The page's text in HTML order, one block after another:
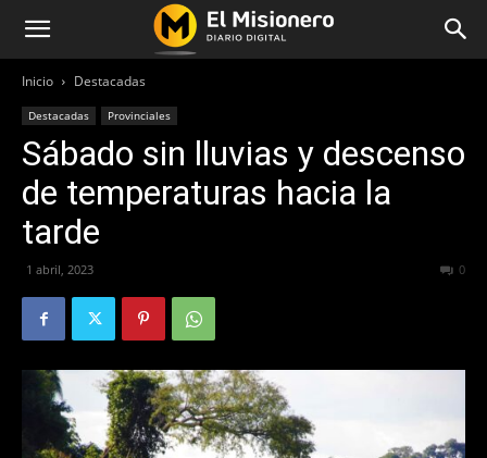
Inicio Destacadas
Destacadas Provinciales
Sábado sin lluvias y descenso
de temperaturas hacia la
tarde
1 abril, 2023 0